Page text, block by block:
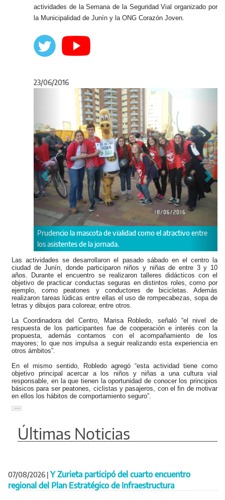
actividades de la Semana de la Seguridad Vial organizado por
la Municipalidad de Junín y la ONG Corazón Joven.
23/06/2016
mascota de vialidad como el atractivo entre
de la jornada.
Chicos practicando en
en la vía pública
Anterior
Las actividades se desarrollaron el pasado sábado en el centro la
ciudad de Junín, donde participaron niños y niñas de entre 3 y 10
años. Durante el encuentro se realizaron talleres didácticos con el
objetivo de practicar conductas seguras en distintos roles, como por
ejemplo, como peatones y conductores de bicicletas. Además
realizaron tareas lúdicas entre ellas el uso de rompecabezas, sopa de
letras y dibujos para colorear, entre otros.
La Coordinadora del Centro, Marisa Robledo, señaló “el nivel de
respuesta de los participantes fue de cooperación e interés con la
propuesta, además contamos con el acompañamiento de los
mayores; lo que nos impulsa a seguir realizando esta experiencia en
otros ámbitos”.
En el mismo sentido, Robledo agregó “esta actividad tiene como
objetivo principal acercar a los niños y niñas a una cultura vial
responsable, en la que tienen la oportunidad de conocer los principios
básicos para ser peatones, ciclistas y pasajeros, con el fin de motivar
en ellos los hábitos de comportamiento seguro”.
Últimas Noticias
07/08/2026 | Y Zurieta participó del cuarto encuentro
regional del Plan Estratégico de Infraestructura